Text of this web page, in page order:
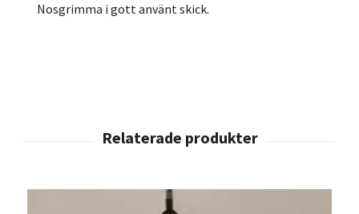
Nosgrimma i gott använt skick.